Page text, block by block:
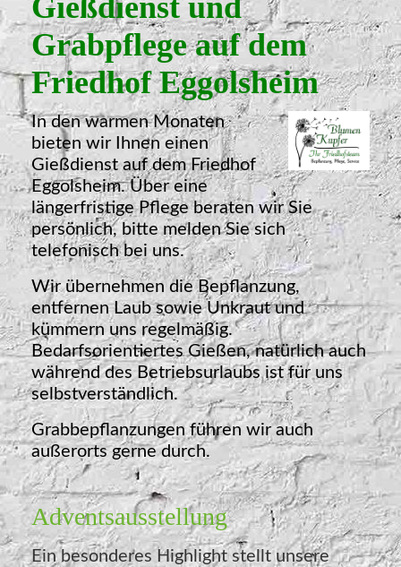
Grabpflege auf dem
Friedhof Eggolsheim
In den warmen Monaten
bieten wir Ihnen einen
Gießdienst auf dem Friedhof
Eggolsheim. Über eine
längerfristige Pflege beraten wir Sie
persönlich, bitte melden Sie sich
telefonisch bei uns.
Wir übernehmen die Bepflanzung,
entfernen Laub sowie Unkraut und
kümmern uns regelmäßig.
Bedarfsorientiertes Gießen, natürlich auch
während des Betriebsurlaubs ist für uns
selbstverständlich.
Grabbepflanzungen führen wir auch
außerorts gerne durch.
Adventsausstellung
Ein besonderes Highlight stellt unsere